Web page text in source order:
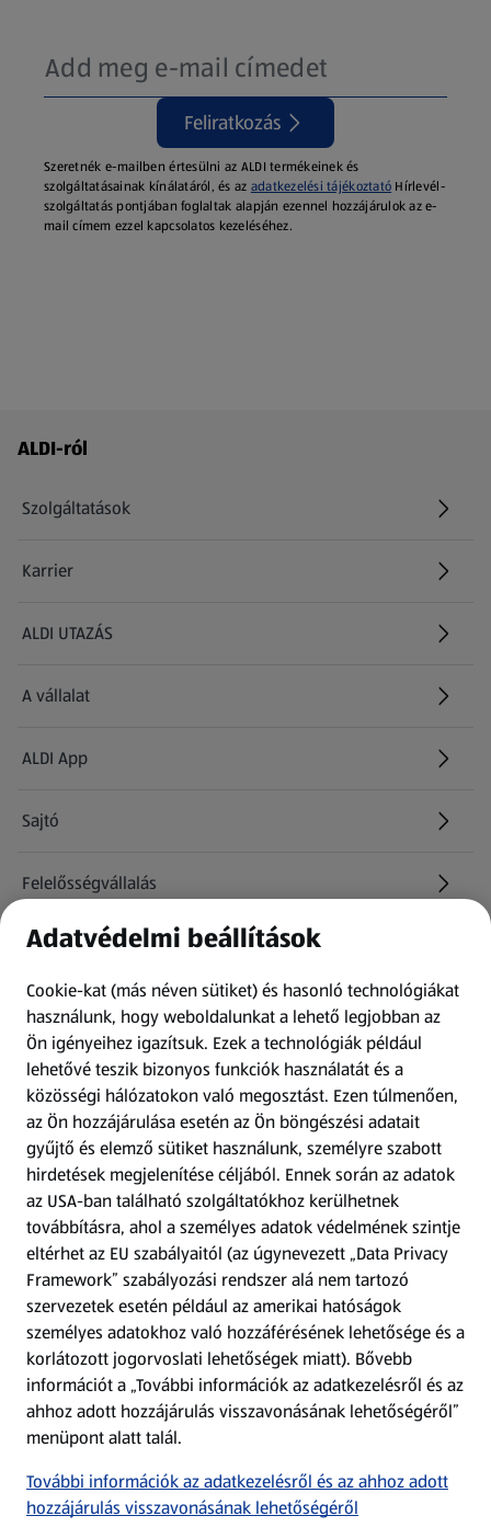
Feliratkozás
Szeretnék e-mailben értesülni az ALDI termékeinek és
szolgáltatásainak kínálatáról, és az adatkezelési tájékoztató Hírlevél-
szolgáltatás pontjában foglaltak alapján ezennel hozzájárulok az e-
mail címem ezzel kapcsolatos kezeléséhez.
Láblécmenü - további linkek
ALDI-ról
Szolgáltatások
Karrier
(új oldalon nyílik meg)
ALDI UTAZÁS
(új oldalon nyílik meg)
A vállalat
ALDI App
Sajtó
Felelősségvállalás
Információk
Kérdőív
Fizetési lehetőségek
ALDI utalványok
Árcsökkentés
Adattörlő alkalmazás
Szervizpont
(új oldalon nyílik meg)
Fedezz fel minket az interneten!
Töltsd le az ALDI Magyarország applikációt!
Adatvédelmi beállítások
Cookie-kat (más néven sütiket) és hasonló technológiákat
használunk, hogy weboldalunkat a lehető legjobban az
Ön igényeihez igazítsuk. Ezek a technológiák például
lehetővé teszik bizonyos funkciók használatát és a
közösségi hálózatokon való megosztást. Ezen túlmenően,
az Ön hozzájárulása esetén az Ön böngészési adatait
gyűjtő és elemző sütiket használunk, személyre szabott
hirdetések megjelenítése céljából. Ennek során az adatok
az USA-ban található szolgáltatókhoz kerülhetnek
továbbításra, ahol a személyes adatok védelmének szintje
eltérhet az EU szabályaitól (az úgynevezett „Data Privacy
Framework” szabályozási rendszer alá nem tartozó
szervezetek esetén például az amerikai hatóságok
személyes adatokhoz való hozzáférésének lehetősége és a
korlátozott jogorvoslati lehetőségek miatt). Bővebb
információt a „További információk az adatkezelésről és az
ahhoz adott hozzájárulás visszavonásának lehetőségéről”
menüpont alatt talál.
További információk az adatkezelésről és az ahhoz adott
hozzájárulás visszavonásának lehetőségéről